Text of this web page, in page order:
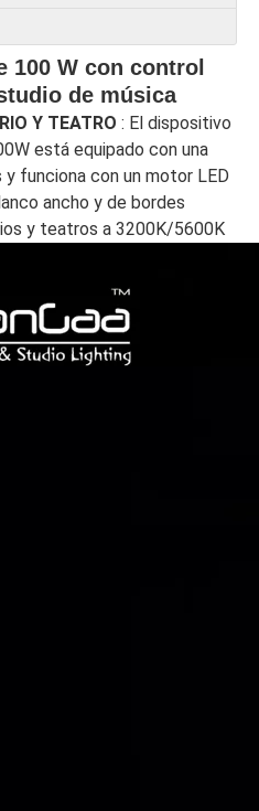
100 W con control
de música
Y TEATRO : El dispositivo
está equipado con una
funciona con un motor LED
ancho y de bordes
y teatros a 3200K/5600K